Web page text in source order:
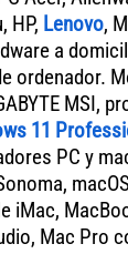
HP, Lenovo,
a
ordenador.
MSI,
11
PC y
iMac,
Mac Pro